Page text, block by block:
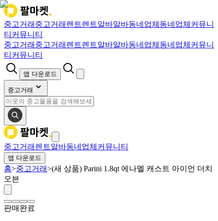
중고거래 중고거래 렌트렌트알바알바동네업체 동네업체 커뮤니
티 커뮤니티
중고거래 중고거래 렌트렌트알바알바동네업체 동네업체 커뮤니
티 커뮤니티
앱 다운로드
중고거래
중고거래 렌트알바동네업체 커뮤니티
앱 다운로드
홈>중고거래>(새 상품) Parini 1.8qt 에나멜 캐스트 아이언 더치
오븐
판매완료